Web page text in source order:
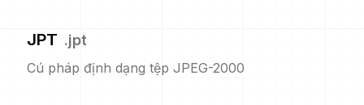
JPT .jpt
Cú pháp định dạng tệp JPEG-2000